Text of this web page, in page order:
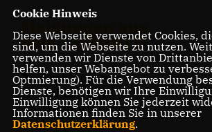
Meldungen aus
dem Umfeld (1)
Probleme von
Schülern in
Walldorf
besprochen
Cookie Hinweis
Diese Webseite verwendet Cookies,
sind, um die Webseite zu nutzen.
verwenden wir Dienste von
helfen, unser Webangebot zu
Optmierung). Für die Verwendung
Dienste, benötigen wir Ihre
Einwilligung können Sie jederzeit
Informationen finden Sie in unserer
Datenschutzerklärung.